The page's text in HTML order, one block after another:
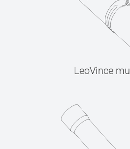
LeoVince